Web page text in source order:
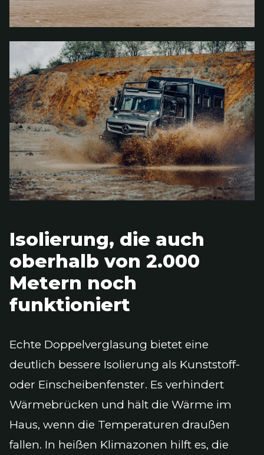
Isolierung, die auch
oberhalb von 2.000
Metern noch
funktioniert
Echte Doppelverglasung bietet eine
deutlich bessere Isolierung als Kunststoff-
oder Einscheibenfenster. Es verhindert
Wärmebrücken und hält die Wärme im
Haus, wenn die Temperaturen draußen
fallen. In heißen Klimazonen hilft es, die